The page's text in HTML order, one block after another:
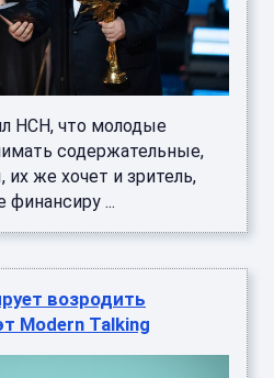
НСН, что молодые
содержательные,
же хочет и зритель,
финансиру ...
возродить
Modern Talking